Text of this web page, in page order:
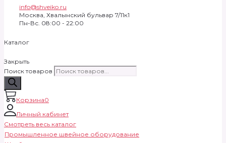
info@shveiko.ru
Москва, Хвалынский бульвар 7/11к1
Пн-Вс. 08:00 - 22:00
Каталог
Закрыть
Поиск товаров
Корзина0
Личный кабинет
Смотреть весь каталог
Промышленное швейное оборудование